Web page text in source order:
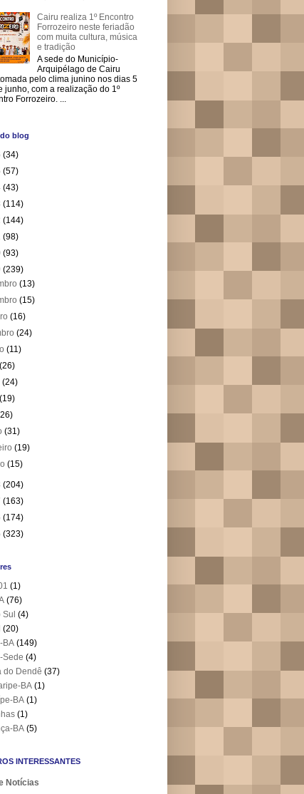
Cairu realiza 1º Encontro
Forrozeiro neste feriadão
com muita cultura, música
e tradição
A sede do Município-
Arquipélago de Cairu
pelo clima junino nos dias 5
junho, com a realização do 1º
Forrozeiro. ...
blog
(34)
(57)
(43)
(114)
(144)
(98)
(93)
(239)
(13)
(15)
(16)
(24)
(11)
(26)
(24)
(19)
(31)
(19)
(15)
(204)
(163)
(174)
(323)
(1)
(76)
Sul (4)
(20)
BA (149)
Sede (4)
do Dendê (37)
BA (1)
BA (1)
(1)
BA (5)
INTERESSANTES
Notícias